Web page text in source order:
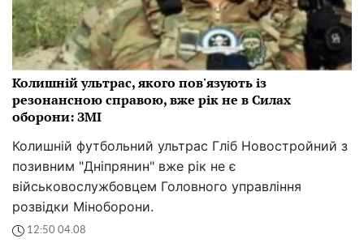
Колишній ультрас, якого пов'язують із
резонансною справою, вже рік не в Силах
оборони: ЗМІ
Колишній футбольний ультрас Гліб Новостройний з
позивним "Дніпрянин" вже рік не є
військовослужбовцем Головного управління
розвідки Міноборони.
12:50 04.08